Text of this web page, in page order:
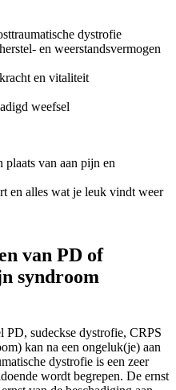
dystrofie
en weerstandsvermogen
en vitaliteit
weefsel
plaats van aan pijn en
en alles wat je leuk vindt weer
van PD of
syndroom
PD, sudeckse dystrofie, CRPS
kan na een ongeluk(je) aan
dystrofie is een zeer
wordt begrepen. De ernst